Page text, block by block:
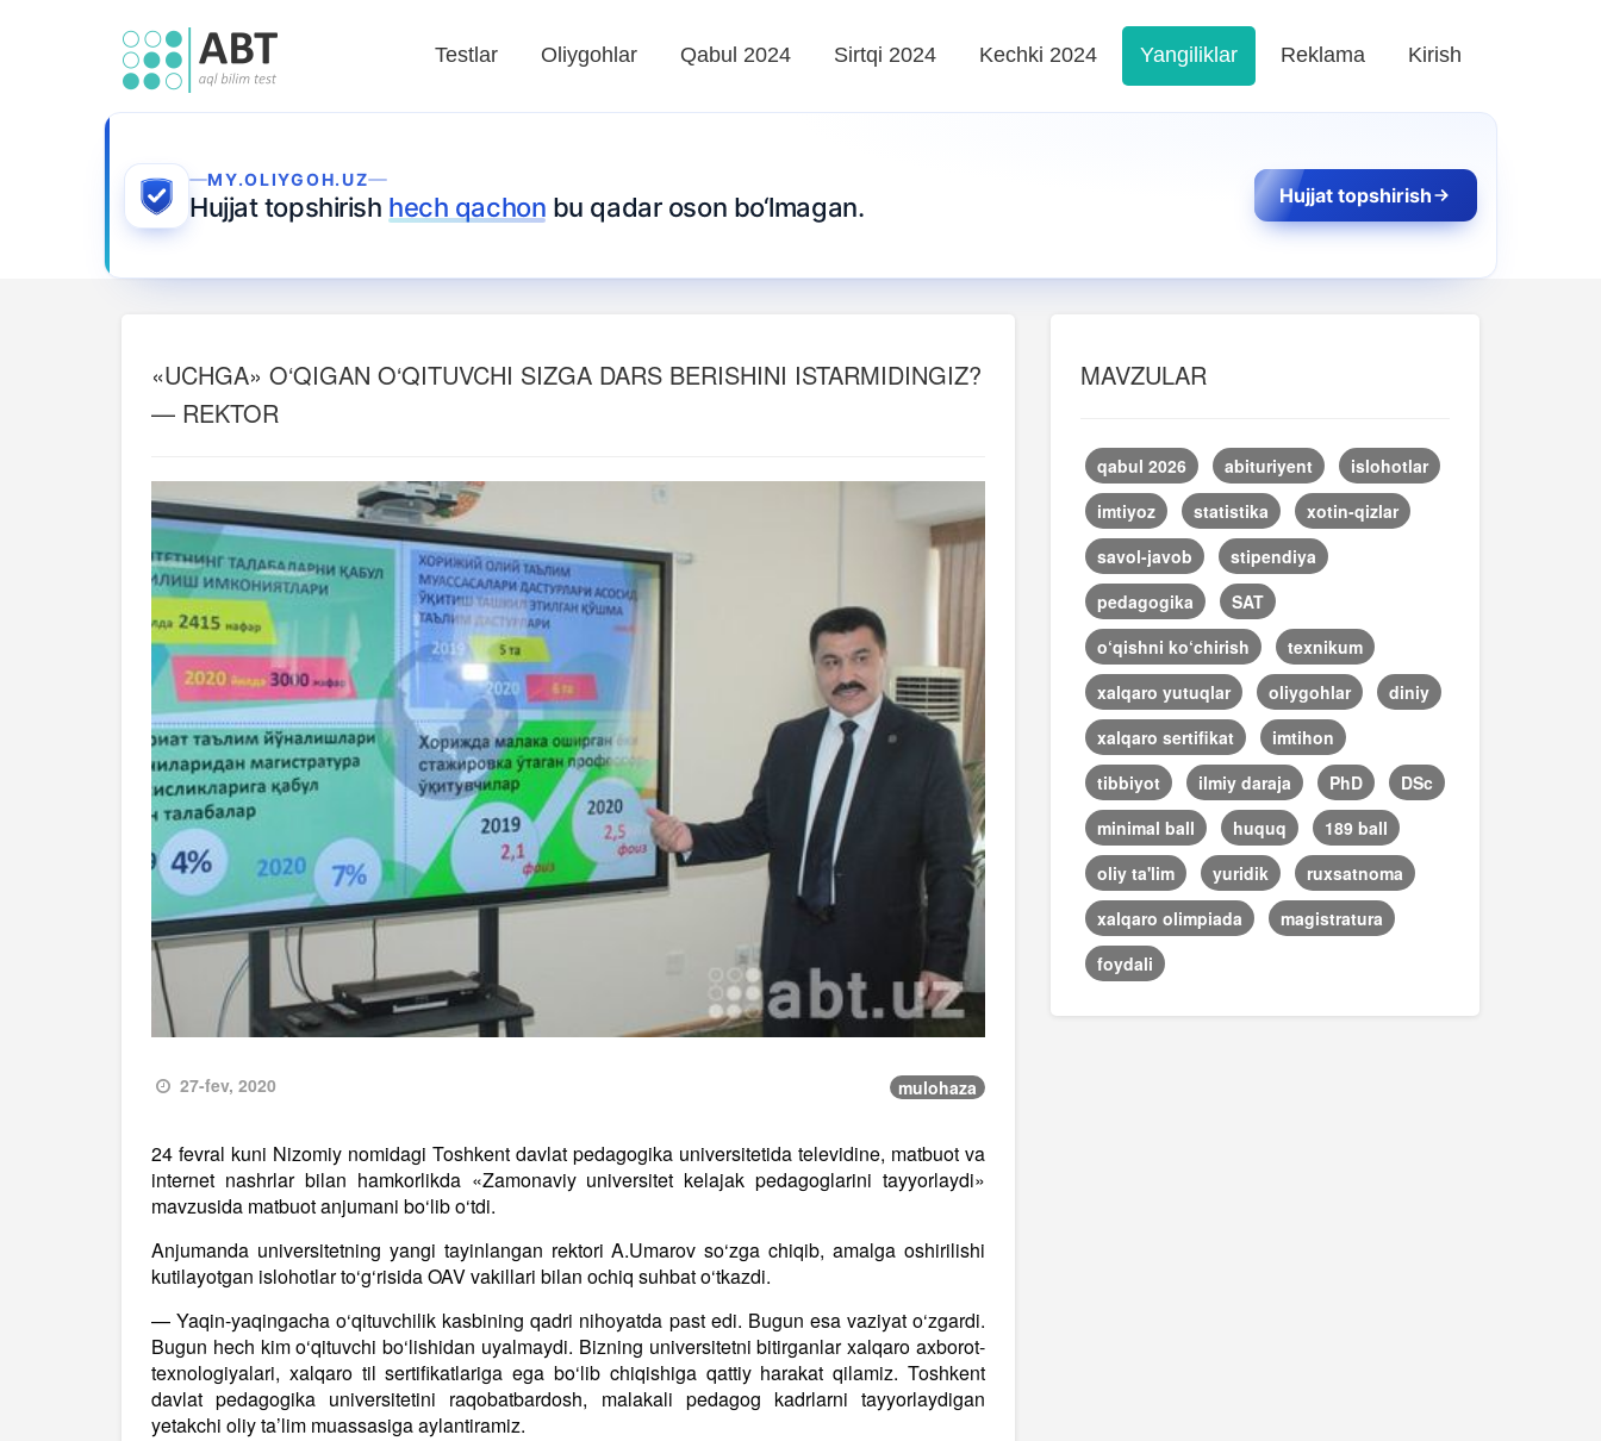
Testlar Oliygohlar Qabul 2024 Sirtqi 2024 Kechki 2024 Yangiliklar Reklama Kirish
MY.OLIYGOH.UZ
Hujjat topshirish hech qachon bu qadar oson bo‘lmagan. Hujjat topshirish
«UCHGA» O‘QIGAN O‘QITUVCHI SIZGA DARS BERISHINI ISTARMIDINGIZ?
— REKTOR
27-fev, 2020 mulohaza
24 fevral kuni Nizomiy nomidagi Toshkent davlat pedagogika universitetida televidine, matbuot va
internet nashrlar bilan hamkorlikda «Zamonaviy universitet kelajak pedagoglarini tayyorlaydi»
mavzusida matbuot anjumani bo‘lib o‘tdi.
Anjumanda universitetning yangi tayinlangan rektori A.Umarov so‘zga chiqib, amalga oshirilishi
kutilayotgan islohotlar to‘g‘risida OAV vakillari bilan ochiq suhbat o‘tkazdi.
— Yaqin-yaqingacha o‘qituvchilik kasbining qadri nihoyatda past edi. Bugun esa vaziyat o‘zgardi.
Bugun hech kim o‘qituvchi bo‘lishidan uyalmaydi. Bizning universitetni bitirganlar xalqaro axborot-
texnologiyalari, xalqaro til sertifikatlariga ega bo‘lib chiqishiga qattiy harakat qilamiz. Toshkent
davlat pedagogika universitetini raqobatbardosh, malakali pedagog kadrlarni tayyorlaydigan
yetakchi oliy ta’lim muassasiga aylantiramiz.
MAVZULAR
qabul 2026 abituriyent
islohotlar
imtiyoz
statistika
xotin-qizlar
savol-javob
stipendiya
pedagogika
SAT
o‘qishni ko‘chirish
texnikum
xalqaro yutuqlar
oliygohlar
diniy
xalqaro sertifikat
imtihon
tibbiyot
ilmiy daraja PhD
DSc
minimal ball
huquq
189 ball
oliy ta'lim
yuridik
ruxsatnoma
xalqaro olimpiada
magistratura
foydali